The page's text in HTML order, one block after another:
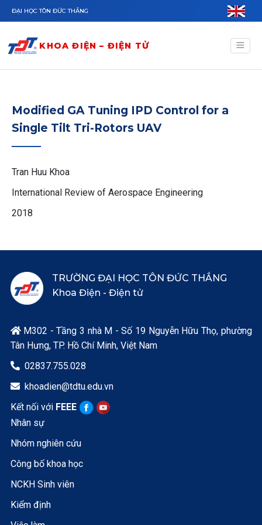
Nhảy đến nội dung
ĐẠI HỌC TÔN ĐỨC THẮNG
KHOA ĐIỆN – ĐIỆN TỬ
Modified GA Tuning IPD Control for a
Single Tilt Tri-Rotors UAV
Tran Huu Khoa
International Review of Aerospace Engineering
2018
TRƯỜNG ĐẠI HỌC TÔN ĐỨC THẮNG
Khoa Điện - Điện tử
M302 - Tầng 3 nhà M - Số 19 Nguyễn Hữu Thọ, phường
Tân Hưng, TP. Hồ Chí Minh, Việt Nam
 02837.755.028
 khoadien@tdtu.edu.vn
Kết nối với FEEE
Nhân sự
Nhóm nghiên cứu
Công bố khoa học
NCKH Sinh viên
Kiểm định